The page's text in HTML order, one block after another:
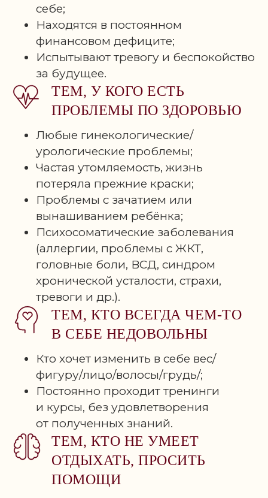
себе;
Находятся в постоянном
финансовом дефиците;
Испытывают тревогу и беспокойство
за будущее.
ТЕМ, У КОГО ЕСТЬ
ПРОБЛЕМЫ ПО ЗДОРОВЬЮ
Любые гинекологические/
урологические проблемы;
Частая утомляемость, жизнь
потеряла прежние краски;
Проблемы с зачатием или
вынашиванием ребёнка;
Психосоматические заболевания
(аллергии, проблемы с ЖКТ,
головные боли, ВСД, синдром
хронической усталости, страхи,
тревоги и др.).
ТЕМ, КТО ВСЕГДА ЧЕМ-ТО
В СЕБЕ НЕДОВОЛЬНЫ
Кто хочет изменить в себе вес/
фигуру/лицо/волосы/грудь/;
Постоянно проходит тренинги
и курсы, без удовлетворения
от полученных знаний.
ТЕМ, КТО НЕ УМЕЕТ
ОТДЫХАТЬ, ПРОСИТЬ
ПОМОЩИ
МОДУЛЬ 2. ОТЕЦ
И ВНУТРЕННИЙ
РЕБЁНОК
МОДУЛЬ 3. РОД
И ВНУТРЕННИЙ
РЕБЁНОК
МОДУЛЬ 4.
ИНТЕГРАЦИЯ
ВНУТРЕННЕГО
РЕБЁНКА
И ФОРМИРОВАНИЕ
ВНУТРЕННЕГО
ВЗРОСЛОГО